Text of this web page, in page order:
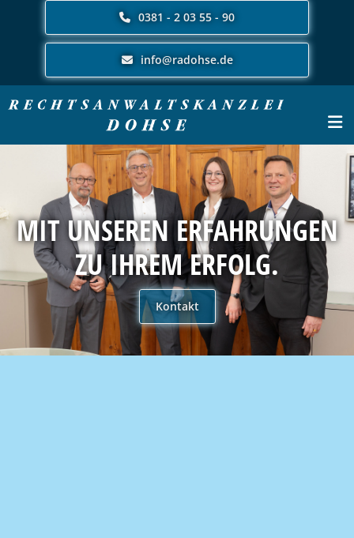
Zum Inhalt springen 0381 - 2 03 55 - 90
info@radohse.de
MIT UNSEREN ERFAHRUNGEN
ZU IHREM ERFOLG.
Kontakt